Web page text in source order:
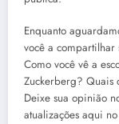
Enquanto
você a compartilhar
Como você vê a
Zuckerberg? Quais
Deixe sua opinião
atualizações aqui